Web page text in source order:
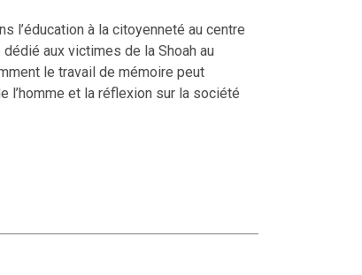
l’éducation à la citoyenneté au centre
aux victimes de la Shoah au
le travail de mémoire peut
l’homme et la réflexion sur la société